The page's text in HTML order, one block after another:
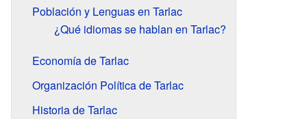
Población y Lenguas en Tarlac
¿Qué idiomas se hablan en Tarlac?
Economía de Tarlac
Organización Política de Tarlac
Historia de Tarlac